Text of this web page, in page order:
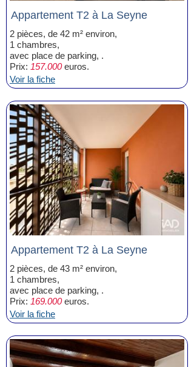
Appartement T2 à La Seyne
2 pièces, de 42 m² environ,
1 chambres,
avec place de parking, .
Prix: 157.000euros.
Voir la fiche
Appartement T2 à La Seyne
2 pièces, de 43 m² environ,
1 chambres,
avec place de parking, .
Prix: 169.000euros.
Voir la fiche